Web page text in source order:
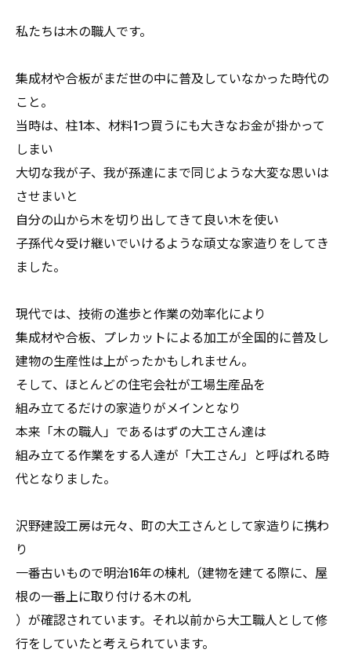
私たちは木の職人です。
集成材や合板がまだ世の中に普及していなかった時代の
こと。
当時は、柱1本、材料1つ買うにも大きなお金が掛かって
しまい
大切な我が子、我が孫達にまで同じような大変な思いは
させまいと
自分の山から木を切り出してきて良い木を使い
子孫代々受け継いでいけるような頑丈な家造りをしてき
ました。
現代では、技術の進歩と作業の効率化により
集成材や合板、プレカットによる加工が全国的に普及し
建物の生産性は上がったかもしれません。
そして、ほとんどの住宅会社が工場生産品を
組み立てるだけの家造りがメインとなり
本来「木の職人」であるはずの大工さん達は
組み立てる作業をする人達が「大工さん」と呼ばれる時
代となりました。
沢野建設工房は元々、町の大工さんとして家造りに携わ
り
一番古いもので明治16年の棟札（建物を建てる際に、屋
根の一番上に取り付ける木の札
）が確認されています。それ以前から大工職人として修
行をしていたと考えられています。